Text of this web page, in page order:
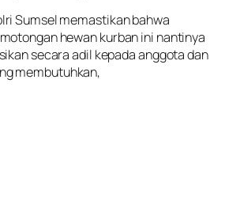
Sumsel memastikan bahwa
hewan kurban ini nantinya
secara adil kepada anggota dan
membutuhkan,